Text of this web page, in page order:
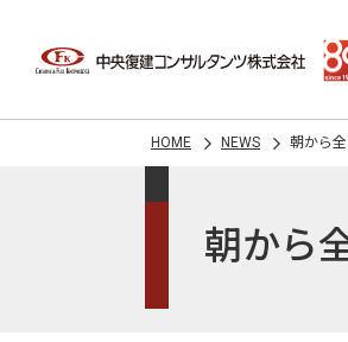
HOME NEWS 朝から
朝から